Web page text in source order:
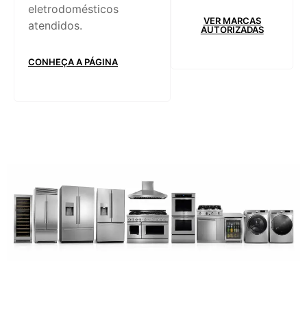
eletrodomésticos
atendidos.
CONHEÇA A PÁGINA
VER MARCAS
AUTORIZADAS